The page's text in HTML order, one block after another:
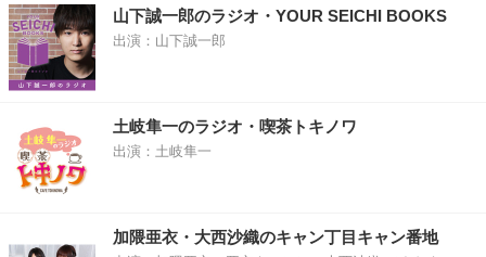
山下誠一郎のラジオ・YOUR SEICHI BOOKS
出演：山下誠一郎
土岐隼一のラジオ・喫茶トキノワ
出演：土岐隼一
加隈亜衣・大西沙織のキャン丁目キャン番地